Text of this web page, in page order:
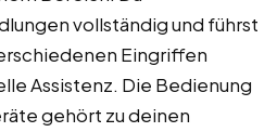
vollständig und führst
Eingriffen
Assistenz. Die Bedienung
gehört zu deinen